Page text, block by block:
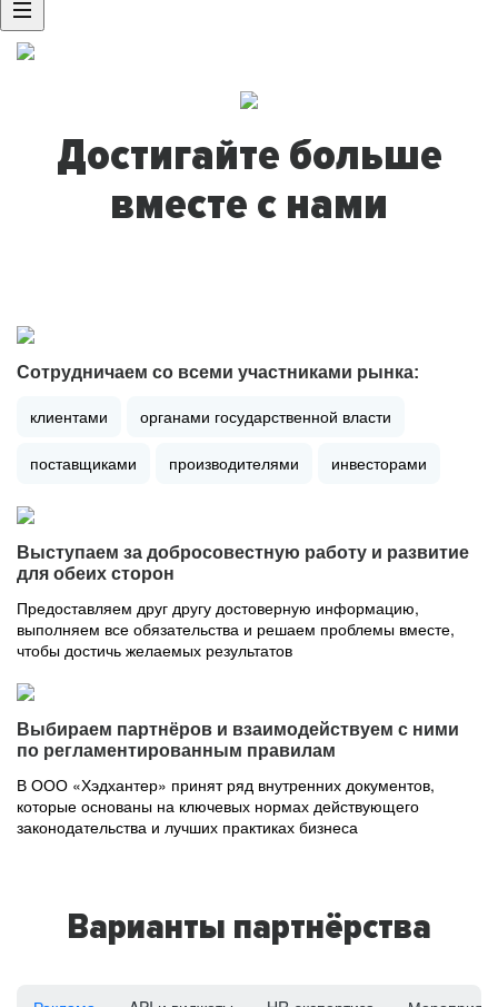
Достигайте больше
вместе с нами
Сотрудничаем со всеми участниками рынка:
клиентами органами государственной власти
поставщиками производителями инвесторами
Выступаем за добросовестную работу и развитие
для обеих сторон
Предоставляем друг другу достоверную информацию,
выполняем все обязательства и решаем проблемы вместе,
чтобы достичь желаемых результатов
Выбираем партнёров и взаимодействуем с ними
по регламентированным правилам
В ООО «Хэдхантер» принят ряд внутренних документов,
которые основаны на ключевых нормах действующего
законодательства и лучших практиках бизнеса
Варианты партнёрства